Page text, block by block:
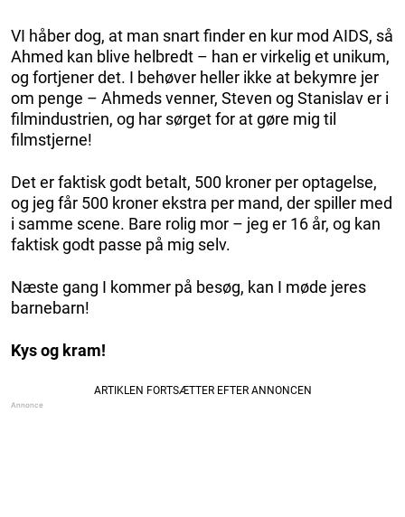
VI håber dog, at man snart finder en kur mod AIDS, så
Ahmed kan blive helbredt – han er virkelig et unikum,
og fortjener det. I behøver heller ikke at bekymre jer
om penge – Ahmeds venner, Steven og Stanislav er i
filmindustrien, og har sørget for at gøre mig til
filmstjerne!
Det er faktisk godt betalt, 500 kroner per optagelse,
og jeg får 500 kroner ekstra per mand, der spiller med
i samme scene. Bare rolig mor – jeg er 16 år, og kan
faktisk godt passe på mig selv.
Næste gang I kommer på besøg, kan I møde jeres
barnebarn!
Kys og kram!